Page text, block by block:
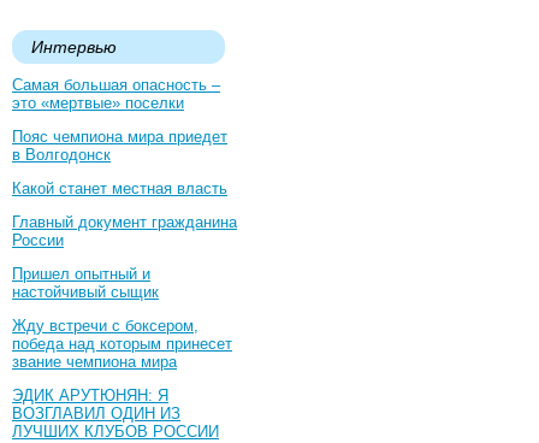
Интервью
Самая большая опасность –
это «мертвые» поселки
Пояс чемпиона мира приедет
в Волгодонск
Какой станет местная власть
Главный документ гражданина
России
Пришел опытный и
настойчивый сыщик
Жду встречи с боксером,
победа над которым принесет
звание чемпиона мира
ЭДИК АРУТЮНЯН: Я
ВОЗГЛАВИЛ ОДИН ИЗ
ЛУЧШИХ КЛУБОВ РОССИИ